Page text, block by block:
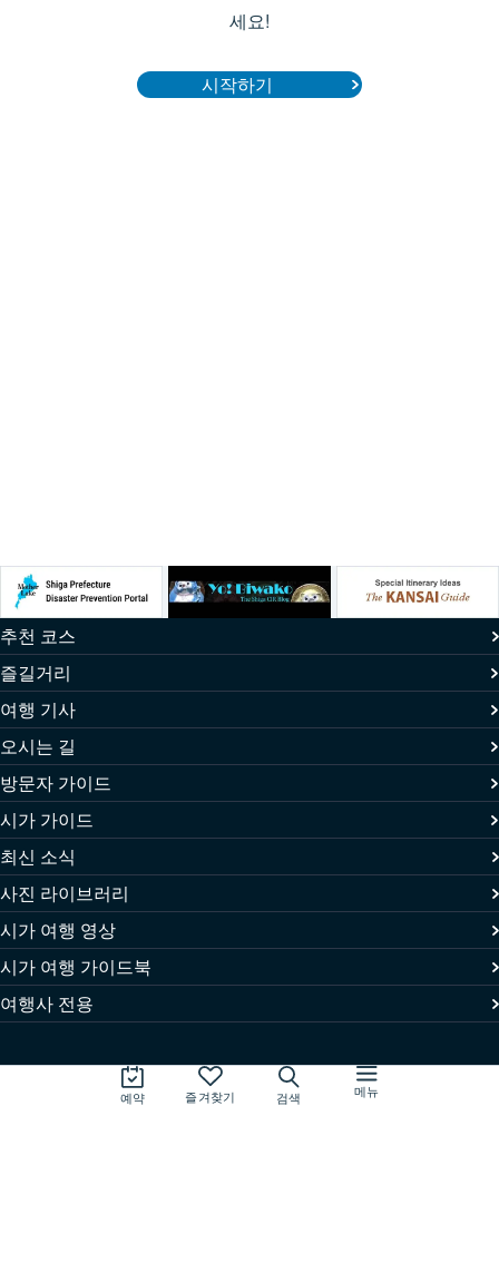
본 사이트를 이용하시면 쿠키의 설정 및 사용에 동의하는 것으로 간주됩
니다. 자세한 내용은
예약 즐겨찾기 검색 메뉴
세요!
시작하기
추천 코스
즐길거리
여행 기사
오시는 길
방문자 가이드
시가 가이드
최신 소식
사진 라이브러리
시가 여행 영상
시가 여행 가이드북
여행사 전용